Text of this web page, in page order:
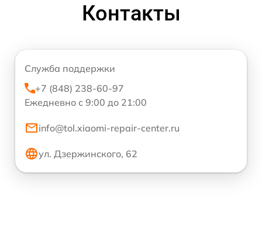
Контакты
Служба поддержки
+7 (848) 238-60-97
Ежедневно с 9:00 до 21:00
info@tol.xiaomi-repair-center.ru
ул. Дзержинского, 62